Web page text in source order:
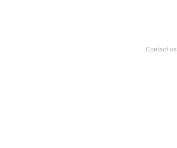
Contact us